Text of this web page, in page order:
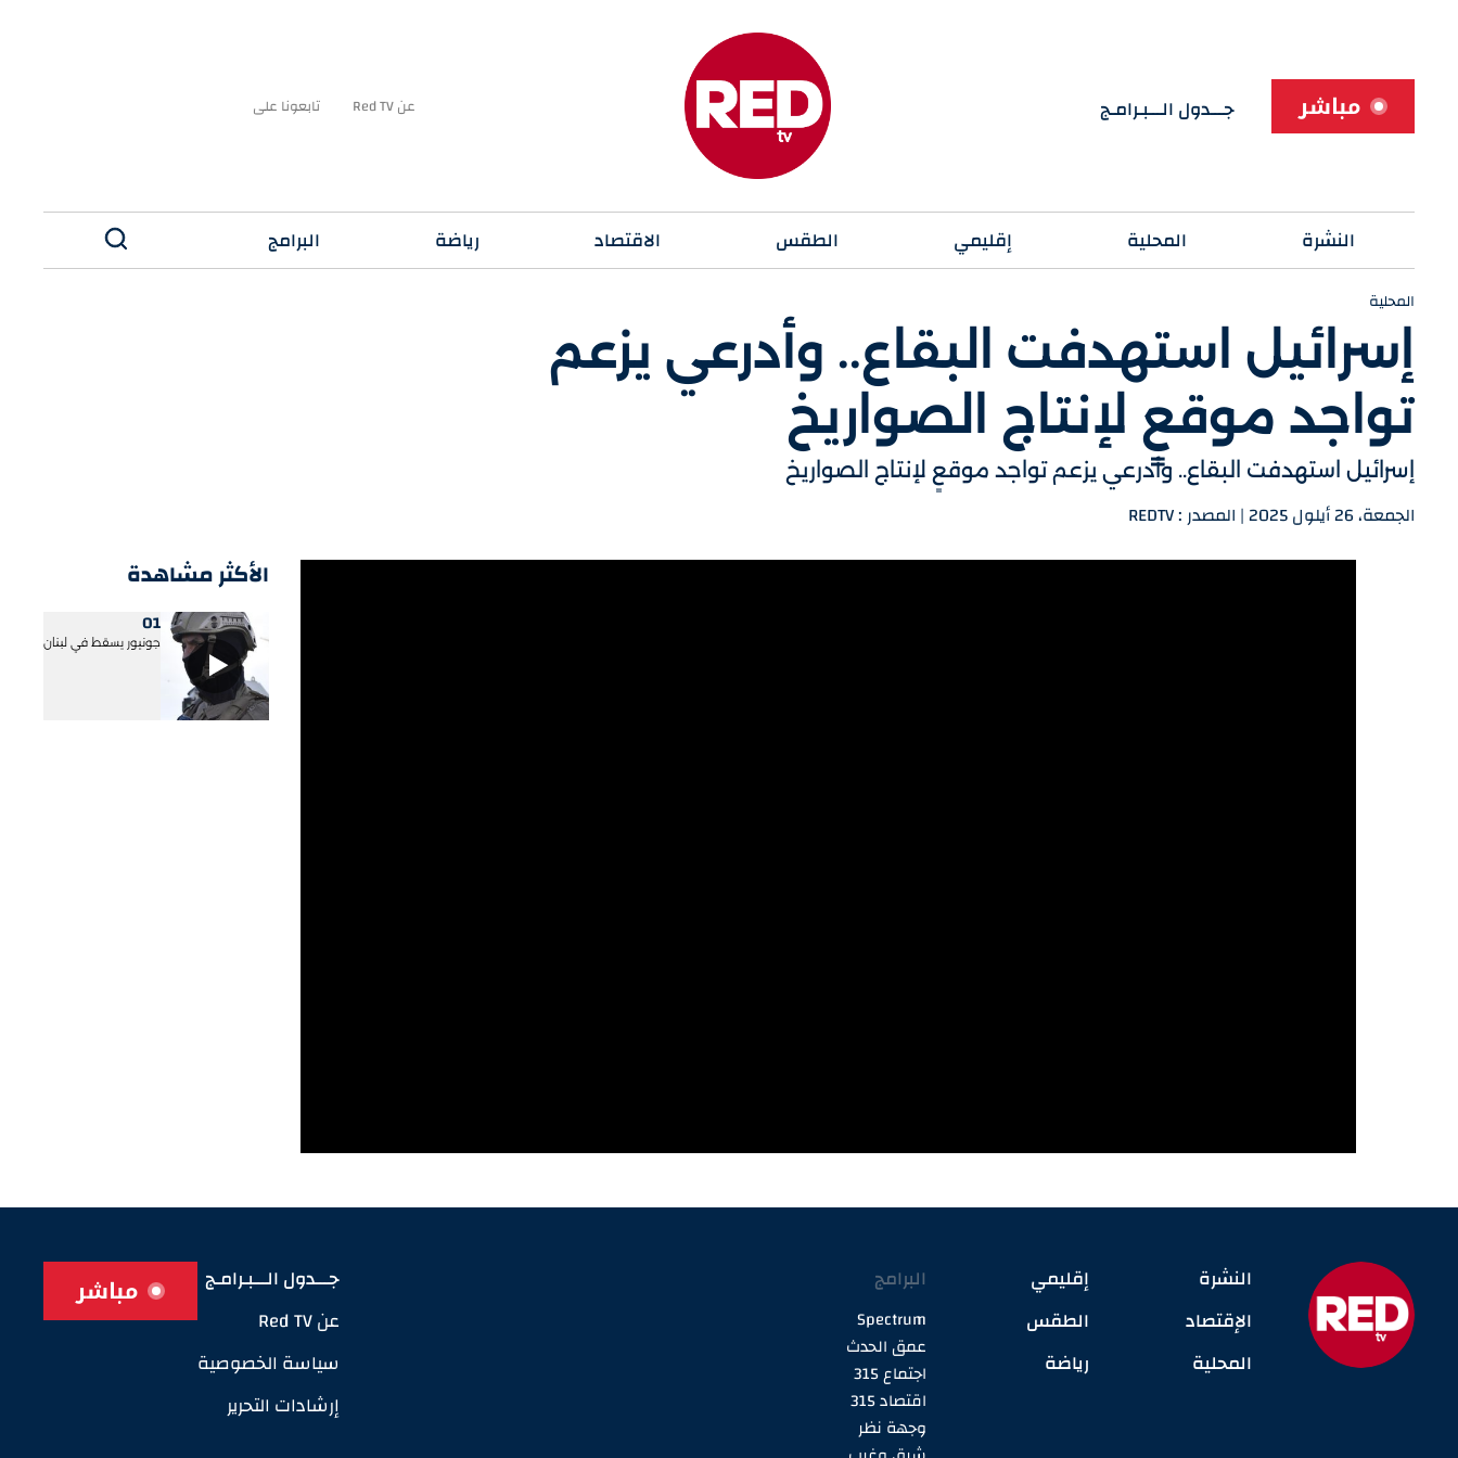
مباشر جـــدول الـــبـرامـج عن Red TV تابعونا على
النشرة المحلية إقليمي الطقس الاقتصاد رياضة البرامج
المحلية
إسرائيل استهدفت البقاع.. وأدرعي يزعم
تواجد موقعٍ لإنتاج الصواريخ
إسرائيل استهدفت البقاع.. وأدرعي يزعم تواجد موقعٍ لإنتاج الصواريخ
الجمعة، 26 أيلول 2025 | المصدر : REDTV
الأكثر مشاهدة
01
جونيور يسقط في لبنان
النشرة
الإقتصاد
المحلية
إقليمي
الطقس
رياضة
البرامج
Spectrum
عمق الحدث
اجتماع 315
اقتصاد 315
وجهة نظر
جـــدول الـــبـرامـج
عن Red TV
سياسة الخصوصية
إرشادات التحرير
مباشر